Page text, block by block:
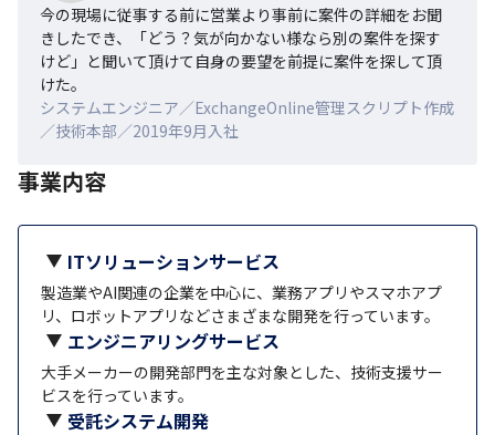
今の現場に従事する前に営業より事前に案件の詳細をお聞
きしたでき、「どう？気が向かない様なら別の案件を探す
けど」と聞いて頂けて自身の要望を前提に案件を探して頂
けた。
システムエンジニア／ExchangeOnline管理スクリプト作成
／技術本部／2019年9月入社
事業内容
ITソリューションサービス
製造業やAI関連の企業を中心に、業務アプリやスマホアプ
リ、ロボットアプリなどさまざまな開発を行っています。
エンジニアリングサービス
大手メーカーの開発部門を主な対象とした、技術支援サー
ビスを行っています。
受託システム開発